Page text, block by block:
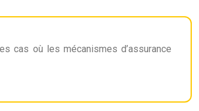
cas où les mécanismes d’assurance